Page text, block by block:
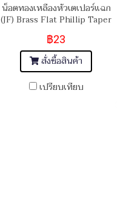
น็อตทองเหลืองหัวเตเปอร์แฉก
(JF) Brass Flat Phillip Taper
Head Screw M5x0.8x45
฿23
สั่งซื้อสินค้า
เปรียบเทียบ